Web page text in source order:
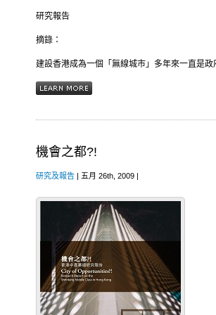
研究報告
摘錄：
建設香港成為一個「無線城市」多年來一直是
機會之都?!
研究及報告 | 五月 26th, 2009 |